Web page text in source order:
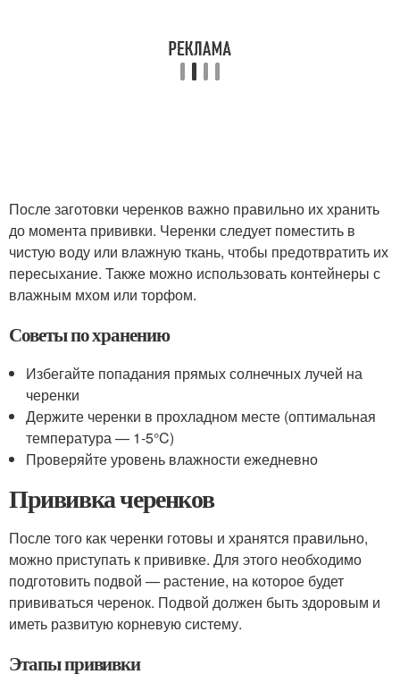
После заготовки черенков важно правильно их хранить
до момента прививки. Черенки следует поместить в
чистую воду или влажную ткань, чтобы предотвратить их
пересыхание. Также можно использовать контейнеры с
влажным мхом или торфом.
Советы по хранению
Избегайте попадания прямых солнечных лучей на
черенки
Держите черенки в прохладном месте (оптимальная
температура — 1-5°C)
Проверяйте уровень влажности ежедневно
Прививка черенков
После того как черенки готовы и хранятся правильно,
можно приступать к прививке. Для этого необходимо
подготовить подвой — растение, на которое будет
прививаться черенок. Подвой должен быть здоровым и
иметь развитую корневую систему.
Этапы прививки